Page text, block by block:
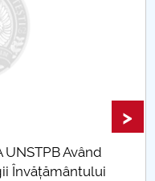
dizabilități
Operațional 2020-
Având
Învățământului
>